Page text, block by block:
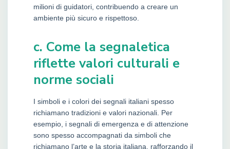
milioni di guidatori, contribuendo a creare un
ambiente più sicuro e rispettoso.
c. Come la segnaletica
riflette valori culturali e
norme sociali
I simboli e i colori dei segnali italiani spesso
richiamano tradizioni e valori nazionali. Per
esempio, i segnali di emergenza e di attenzione
sono spesso accompagnati da simboli che
richiamano l’arte e la storia italiana, rafforzando il